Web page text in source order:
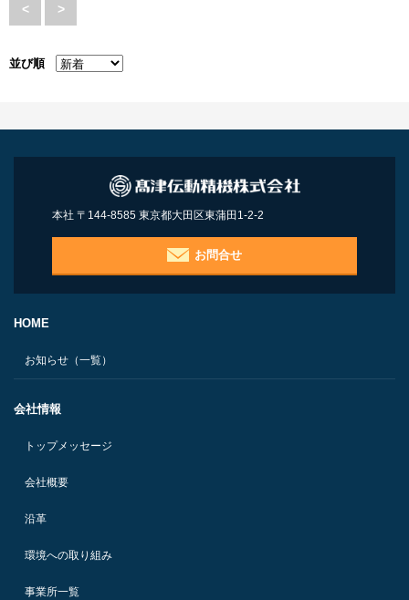
< >
並び順
本社 〒144-8585 東京都大田区東蒲田1-2-2
お問合せ
HOME
お知らせ（一覧）
会社情報
トップメッセージ
会社概要
沿革
環境への取り組み
事業所一覧